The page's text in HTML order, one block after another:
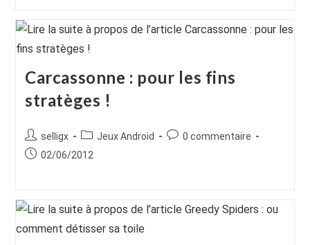
Carcassonne : pour les fins
stratèges !
Auteur/autrice
de
selligx
Post
category:
Jeux Android
Commentaires
0 commentaire
Publication
02/06/2012